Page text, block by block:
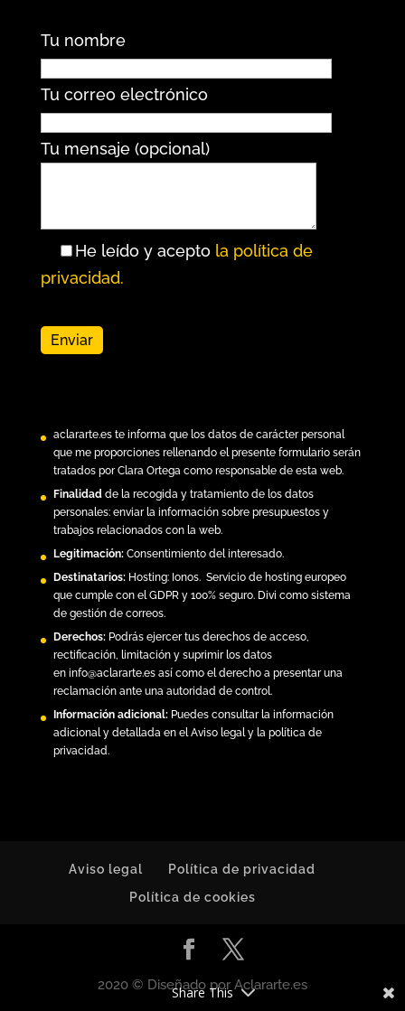
Tu nombre
Tu correo electrónico
Tu mensaje (opcional)
He leído y acepto la política de
privacidad.
aclararte.este informa que los datos de carácter personal
que me proporciones rellenando el presente formulario serán
tratados por Clara Ortega como responsable de esta web.
Finalidadde la recogida y tratamiento de los datos
personales: enviar la información sobre presupuestos y
trabajos relacionados con la web.
Legitimación: Consentimiento del interesado.
Destinatarios:Hosting: Ionos.Servicio de hosting europeo
que cumple con el GDPR y 100% seguro. Divi como sistema
de gestión de correos.
Derechos: Podrás ejercer tus derechos de acceso,
rectificación, limitación y suprimir los datos
en info@aclararte.esasí como el derecho a presentar una
reclamación ante una autoridad de control.
Información adicional:Puedes consultar la información
adicional y detallada en elAviso legal y la política de
privacidad.
Aviso legal
Política de privacidad
Política de cookies
2020 © Diseñado por Aclararte.es
Share This